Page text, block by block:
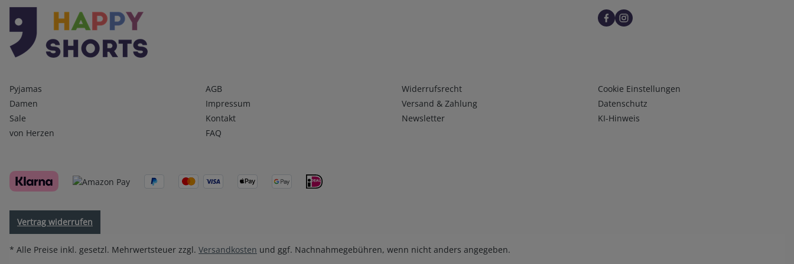
Kategorien
Pyjamas
Damen
Sale
von Herzen
Infos 1
AGB
Impressum
Kontakt
FAQ
Infos 2
Widerrufsrecht
Versand & Zahlung
Newsletter
Infos 3
Cookie Einstellungen
Datenschutz
KI-Hinweis
Vertrag widerrufen
* Alle Preise inkl. gesetzl. Mehrwertsteuer zzgl. Versandkosten und ggf. Nachnahmegebühren, wenn nicht anders angegeben.